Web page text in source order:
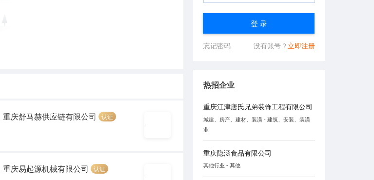
重庆舒马赫供应链有限公司 认证
重庆易起源机械有限公司 认证
登 录
忘记密码 没有账号？ 立即注册
热招企业
重庆江津唐氏兄弟装饰工程有限公司
城建、房产、建材、装潢 - 建筑、安装、装潢
业
重庆隐涵食品有限公司
其他行业 - 其他